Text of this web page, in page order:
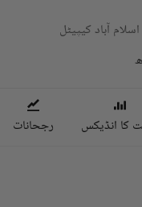
آباد کیپیٹل
کا انڈیکس رجحانات